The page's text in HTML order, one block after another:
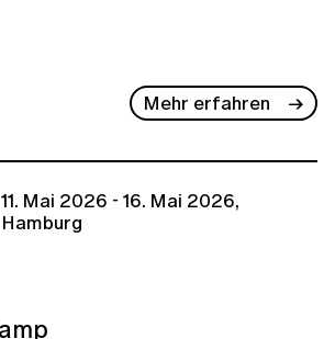
Mehr erfahren
11. Mai 2026 - 16. Mai 2026,
Hamburg